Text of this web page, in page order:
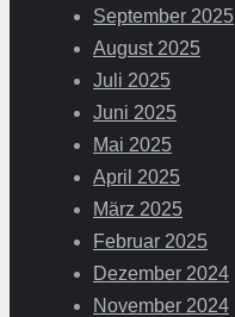
September 2025
August 2025
Juli 2025
Juni 2025
Mai 2025
April 2025
März 2025
Februar 2025
Dezember 2024
November 2024